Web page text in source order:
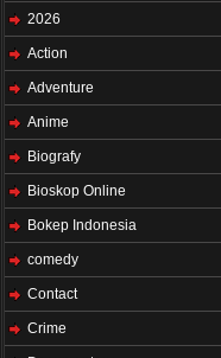
2026
Action
Adventure
Anime
Biografy
Bioskop Online
Bokep Indonesia
comedy
Contact
Crime